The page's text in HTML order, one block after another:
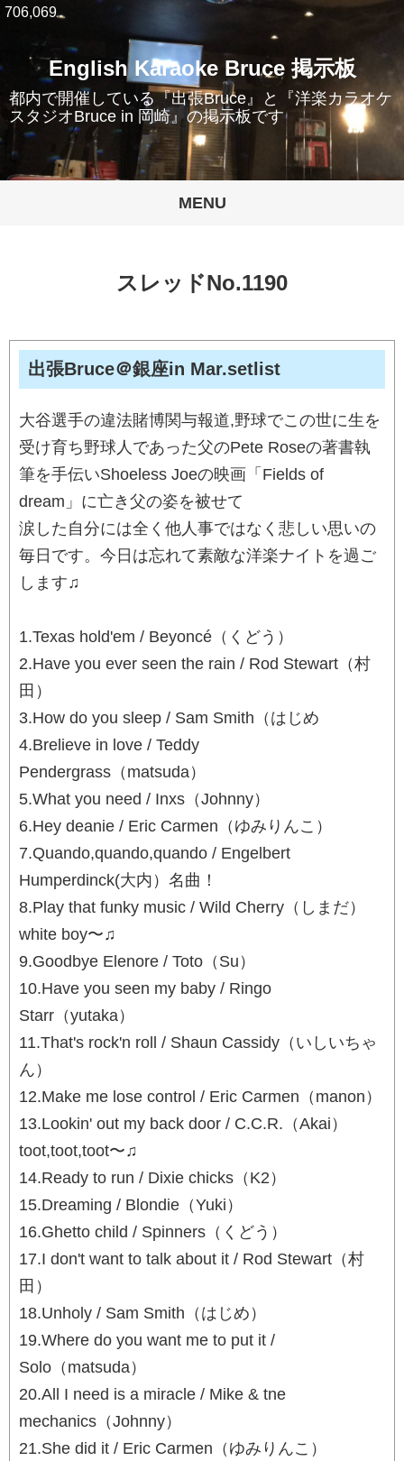
English Karaoke Bruce 掲示板
都内で開催している『出張Bruce』と『洋楽カラオケ
スタジオBruce in 岡崎』の掲示板です
MENU
706,069
スレッドNo.1190
出張Bruce＠銀座in Mar.setlist
大谷選手の違法賭博関与報道,野球でこの世に生を
受け育ち野球人であった父のPete Roseの著書執
筆を手伝いShoeless Joeの映画「Fields of
dream」に亡き父の姿を被せて
涙した自分には全く他人事ではなく悲しい思いの
毎日です。今日は忘れて素敵な洋楽ナイトを過ご
します♫
1.Texas hold'em / Beyoncé（くどう）
2.Have you ever seen the rain / Rod Stewart（村
田）
3.How do you sleep / Sam Smith（はじめ
4.Brelieve in love / Teddy
Pendergrass（matsuda）
5.What you need / Inxs（Johnny）
6.Hey deanie / Eric Carmen（ゆみりんこ）
7.Quando,quando,quando / Engelbert
Humperdinck(大内）名曲！
8.Play that funky music / Wild Cherry（しまだ）
white boy〜♫
9.Goodbye Elenore / Toto（Su）
10.Have you seen my baby / Ringo
Starr（yutaka）
11.That's rock'n roll / Shaun Cassidy（いしいちゃ
ん）
12.Make me lose control / Eric Carmen（manon）
13.Lookin' out my back door / C.C.R.（Akai）
toot,toot,toot〜♫
14.Ready to run / Dixie chicks（K2）
15.Dreaming / Blondie（Yuki）
16.Ghetto child / Spinners（くどう）
17.I don't want to talk about it / Rod Stewart（村
田）
18.Unholy / Sam Smith（はじめ）
19.Where do you want me to put it /
Solo（matsuda）
20.All I need is a miracle / Mike & tne
mechanics（Johnny）
21.She did it / Eric Carmen（ゆみりんこ）